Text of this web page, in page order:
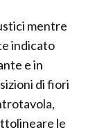
mentre
indicato
e in
di fiori
le